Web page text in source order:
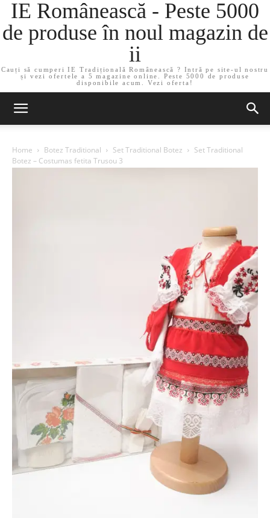
IE Românească - Peste 5000
de produse în noul magazin de
ii
Cauți să cumperi IE Tradițională Românească ? Intră pe site-ul nostru
și vezi ofertele a 5 magazine online. Peste 5000 de produse
disponibile acum. Vezi oferta!
Home Botez Traditional Set Traditional Botez
Set Traditional
Botez – Costumas fetita Trusou 3